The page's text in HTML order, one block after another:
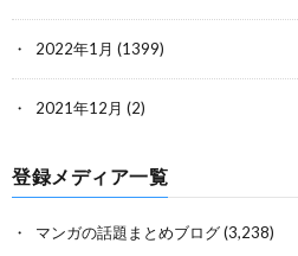
2022年1月 (1399)
2021年12月 (2)
登録メディア一覧
マンガの話題まとめブログ(3,238)